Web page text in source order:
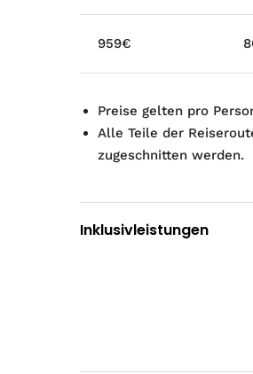
959€
Preise gelten pro
Alle Teile der
zugeschnitten werden.
Inklusivleistungen